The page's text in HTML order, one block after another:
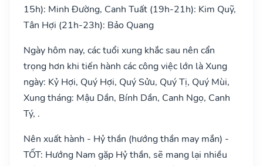
15h): Minh Đường, Canh Tuất (19h-21h): Kim Quỹ,
Tân Hợi (21h-23h): Bảo Quang
Ngày hôm nay, các tuổi xung khắc sau nên cẩn
trọng hơn khi tiến hành các công việc lớn là Xung
ngày: Kỷ Hợi, Quý Hợi, Quý Sửu, Quý Tị, Quý Mùi,
Xung tháng: Mậu Dần, Bính Dần, Canh Ngọ, Canh
Tý, .
Nên xuất hành - Hỷ thần (hướng thần may mắn) -
TỐT: Hướng Nam gặp Hỷ thần, sẽ mang lại nhiều